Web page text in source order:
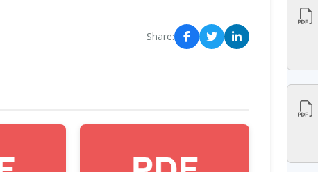
Share: